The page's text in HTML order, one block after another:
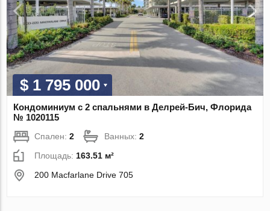
$ 1 795 000
Кондоминиум с 2 спальнями в Делрей-Бич, Флорида
№ 1020115
Спален:2 Ванных:2
Площадь: 163.51 м²
200 Macfarlane Drive 705